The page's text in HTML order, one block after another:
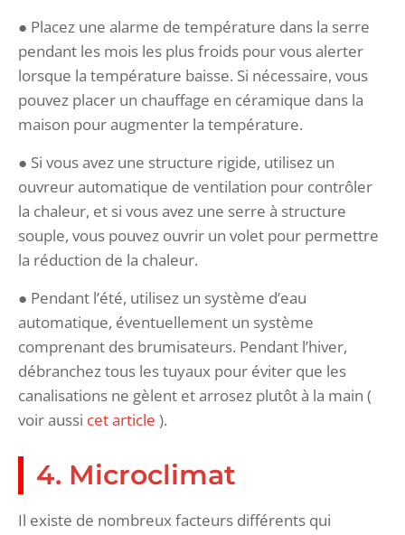
● Placez une alarme de température dans la serre
pendant les mois les plus froids pour vous alerter
lorsque la température baisse. Si nécessaire, vous
pouvez placer un chauffage en céramique dans la
maison pour augmenter la température.
● Si vous avez une structure rigide, utilisez un
ouvreur automatique de ventilation pour contrôler
la chaleur, et si vous avez une serre à structure
souple, vous pouvez ouvrir un volet pour permettre
la réduction de la chaleur.
● Pendant l’été, utilisez un système d’eau
automatique, éventuellement un système
comprenant des brumisateurs. Pendant l’hiver,
débranchez tous les tuyaux pour éviter que les
canalisations ne gèlent et arrosez plutôt à la main (
voir aussi cet article ).
4. Microclimat
Il existe de nombreux facteurs différents qui